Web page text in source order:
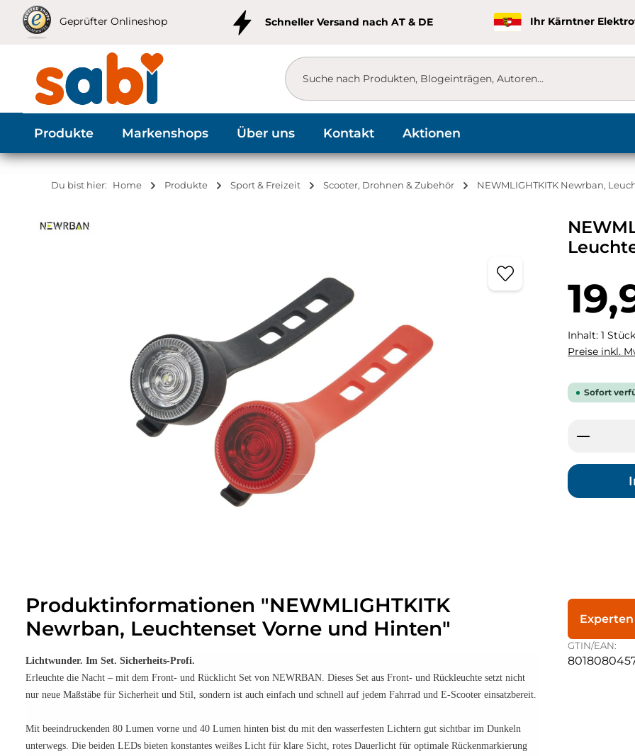
Hauptinhalt springen
Zur Suche springen
Zur Hauptnavigation springen
Geprüfter Onlineshop Schneller Versand nach AT & DE Ihr Kärntner
Produkte Markenshops Über uns Kontakt Aktionen
Du bist hier: Home Produkte Sport & Freizeit Scooter, Drohnen & Zubehör NEWMLIGHTKITK Newrban,
Inhalt:1
Preise inkl.
Sofort
GTIN/EAN:
Produktinformationen "NEWMLIGHTKITK
Newrban, Leuchtenset Vorne und Hinten"
Lichtwunder. Im Set. Sicherheits-Profi.
Erleuchte die Nacht – mit dem Front- und Rücklicht Set von NEWRBAN. Dieses Set aus Front- und Rückleuchte setzt nicht
nur neue Maßstäbe für Sicherheit und Stil, sondern ist auch einfach und schnell auf jedem Fahrrad und E-Scooter einsatzbereit.
Mit beeindruckenden 80 Lumen vorne und 40 Lumen hinten bist du mit den wasserfesten Lichtern gut sichtbar im Dunkeln
unterwegs. Die beiden LEDs bieten konstantes weißes Licht für klare Sicht, rotes Dauerlicht für optimale Rückenmarkierung